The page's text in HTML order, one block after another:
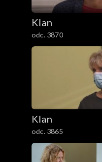
Klan
odc. 3870
Klan
odc. 3865